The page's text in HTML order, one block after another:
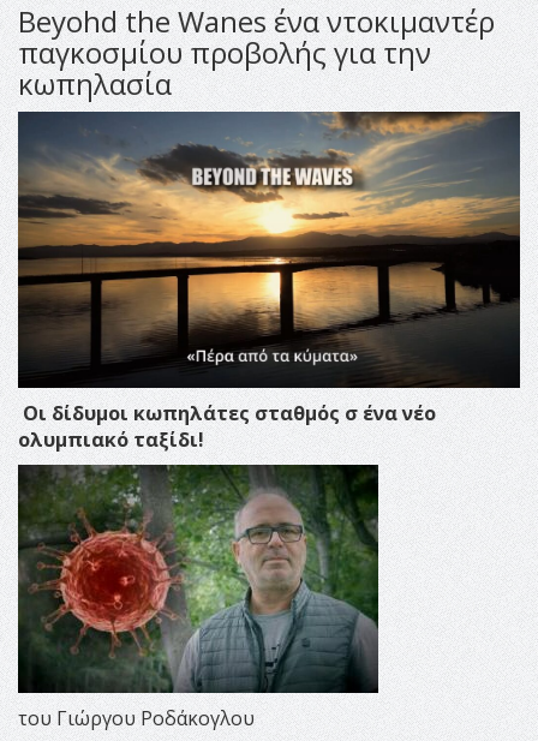
Beyohd the Wanes ένα ντοκιμαντέρ
παγκοσμίου προβολής για την
κωπηλασία
Οι δίδυμοι κωπηλάτες σταθμός σ ένα νέο
ολυμπιακό ταξίδι!
του Γιώργου Ροδάκογλου